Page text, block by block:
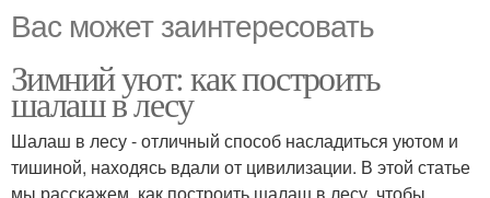
Вас может заинтересовать
Зимний уют: как построить
шалаш в лесу
Шалаш в лесу - отличный способ насладиться уютом и
тишиной, находясь вдали от цивилизации. В этой статье
мы расскажем, как построить шалаш в лесу, чтобы